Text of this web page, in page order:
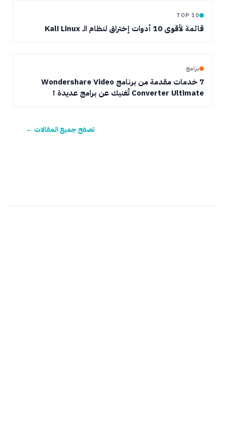
TOP 10
قائمة لأقوى 10 أدوات إختراق لنظام الـ Kali Linux
برامج
7 خدمات مقدمة من برنامج Wondershare Video
Converter Ultimate تُغنيك عن برامج عديدة !
تصفح جميع المقالات ←